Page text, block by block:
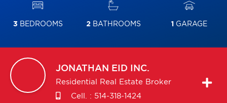
3 BEDROOMS 2BATHROOMS 1 GARAGE
JONATHAN EID INC.
Residential Real Estate Broker
Cell. : 514-318-1424